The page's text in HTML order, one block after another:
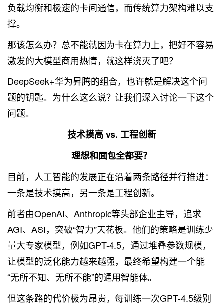
负载均衡和极速的卡间通信，而传统算力架构难以支
撑。
那该怎么办？总不能就因为卡在算力上，把好不容易
激发的大模型商用热情，就这样浇灭了吧？
DeepSeek+华为昇腾的组合，也许就是解决这个问
题的钥匙。为什么这么说？让我们深入讨论一下这个
问题。
技术摸高 vs. 工程创新
理想和面包全都要？
目前，人工智能的发展正在沿着两条路径并行推进：
一条是技术摸高，另一条是工程创新。
前者由OpenAI、Anthropic等头部企业主导，追求
AGI、ASI，突破“智力”天花板。他们的策略是训练少
量大专家模型，例如GPT-4.5，通过堆叠参数规模，
让模型的泛化能力越来越强，最终希望构建一个能
“无所不知、无所不能”的通用智能体。
但这条路的代价极为昂贵，每训练一次GPT-4.5级别